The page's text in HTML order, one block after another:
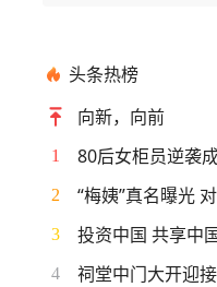
头条热榜
向新，向前
1 80后女柜员逆袭
2 “梅姨”真名曝光
3 投资中国 共享中
4 祠堂中门大开迎